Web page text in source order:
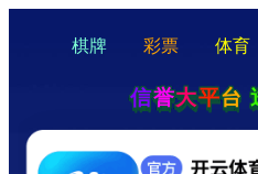
hello